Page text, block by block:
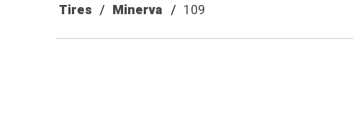
Tires Minerva 109